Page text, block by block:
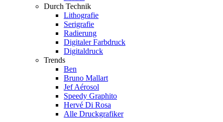
Durch Technik
Lithografie
Serigrafie
Radierung
Digitaler Farbdruck
Digitaldruck
Trends
Ben
Bruno Mallart
Jef Aérosol
Speedy Graphito
Hervé Di Rosa
Alle Druckgrafiker